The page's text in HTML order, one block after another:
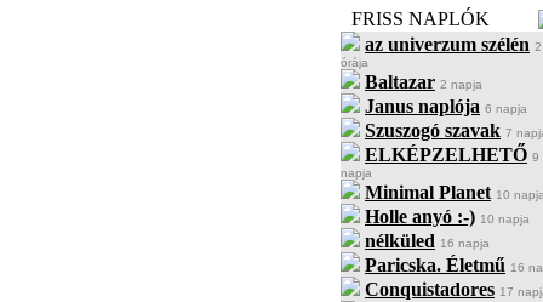
FRISS NAPLÓK
az univerzum szélén 2
órája
Baltazar 2 napja
Janus naplója 6 napja
Szuszogó szavak 7
ELKÉPZELHETŐ 9
napja
Minimal Planet 10 napja
Holle anyó :-) 10 napja
nélküled 16 napja
Paricska. Életmű 16
Conquistadores 17